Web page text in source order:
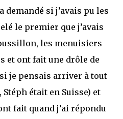
demandé si j’avais pu les
le premier que j’avais
les menuisiers
et ont fait une drôle de
je pensais arriver à tout
était en Suisse) et
fait quand j’ai répondu